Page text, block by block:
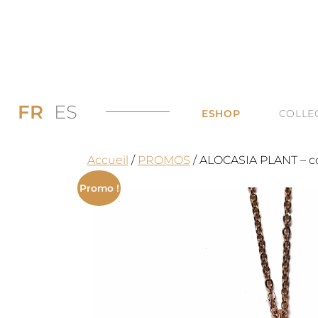
FR ES ESHOP
LES COLLIERS
LES BOUCLES
LES BRACELETS
TOUTES LES
Accueil / PROMOS / ALOCASIA PLANT –
Promo !